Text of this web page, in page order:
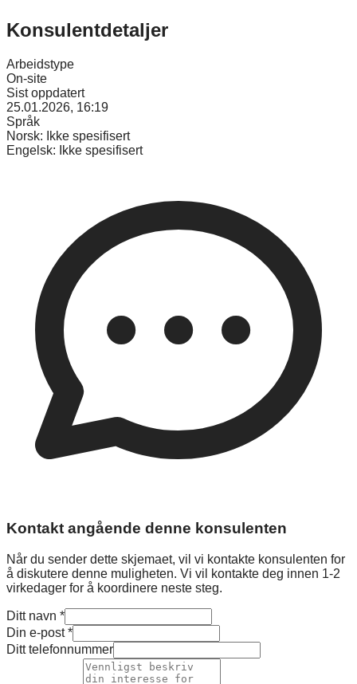
Konsulentdetaljer
Arbeidstype
On-site
Sist oppdatert
25.01.2026, 16:19
Språk
Norsk:
Ikke spesifisert
Engelsk:
Ikke spesifisert
Kontakt angående denne konsulenten
Når du sender dette skjemaet, vil vi kontakte konsulenten for
å diskutere denne muligheten. Vi vil kontakte deg innen 1-2
virkedager for å koordinere neste steg.
Ditt navn *
Din e-post*
Ditt telefonnummer